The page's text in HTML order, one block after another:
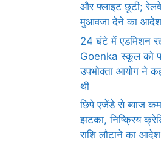
और फ्लाइट छूटी;
मुआवजा देने का आदेश
24 घंटे में एडमिशन
Goenka स्कूल को
उपभोक्ता आयोग ने
थी
छिपे एजेंडे से ब्याज
झटका, निष्क्रिय
राशि लौटाने का आदेश